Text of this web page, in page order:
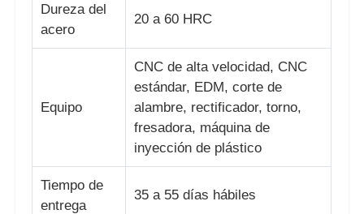
Dureza del
acero
20 a 60 HRC
Equipo
CNC de alta velocidad, CNC
estándar, EDM, corte de
alambre, rectificador, torno,
fresadora, máquina de
inyección de plástico
Tiempo de
entrega
35 a 55 días hábiles